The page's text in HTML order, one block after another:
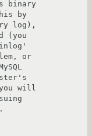
binary
by
log),
(you
or
will